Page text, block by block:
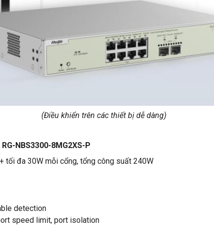
(Điều khiển trên các thiết bị dễ dàng)
NBS3300-8MG2XS-P
đa 30W mỗi cổng, tổng công suất 240W
detection
speed limit, port isolation